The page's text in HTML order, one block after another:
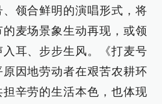
领合鲜明的演唱形式，将
麦场景象生动再现，或领
耳、步步生风。《打麦号
因地劳动者在艰苦农耕环
辛劳的生活本色，也体现